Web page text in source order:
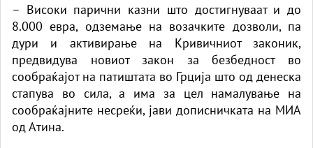
– Високи парични казни што достигнуваат и до
8.000 евра, одземање на возачките дозволи, па
дури и активирање на Кривичниот законик,
предвидува новиот закон за безбедност во
сообраќајот на патиштата во Грција што од денеска
стапува во сила, а има за цел намалување на
сообраќајните несреќи, јави дописничката на МИА
од Атина.